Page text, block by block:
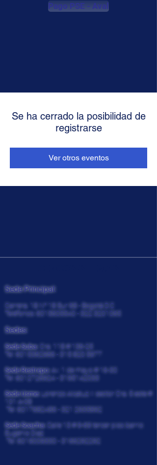
Pago PSE - Aval
Se ha cerrado la posibilidad de
registrarse
Ver otros eventos
Sede Principal:
Carrera. 18 N° 18 Sur 68 - Bogotá D.C
Teléfonos: 6015605540 - 322 3201065
Sedes:
Sede Suba: Cra. 118 # 136-25
Tel: 6015362966 - 315 820 5977
Sede Restrepo: Av. 1 de mayo # 16-30
Tel: 6012726924- 3195142033
Sede Usme: Lorenzo Alcatuz II sector Cra. 5 este #
101 A-08
Tel: 6017682486 - 321 2935892
Sede Soacha: Calle 13 # 9-69 tercer piso barrio
Eugenio Diaz
Tel: 6019009330 - 3166292292